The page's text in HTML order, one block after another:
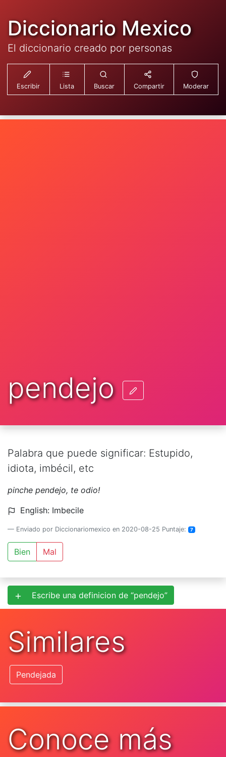
Diccionario Mexico
El diccionario creado por personas
Escribir Lista Buscar Compartir Moderar
pendejo
Palabra que puede significar: Estupido,
idiota, imbécil, etc
pinche pendejo, te odio!
English: Imbecile
Enviado por Diccionariomexico en 2020-08-25 Puntaje: 7
Bien Mal
Escribe una definicion de “pendejo”
Similares
Pendejada
Conoce más